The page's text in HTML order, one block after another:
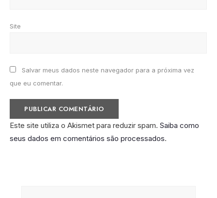
Site
Salvar meus dados neste navegador para a próxima vez
que eu comentar.
Este site utiliza o Akismet para reduzir spam. Saiba como
seus dados em comentários são processados.